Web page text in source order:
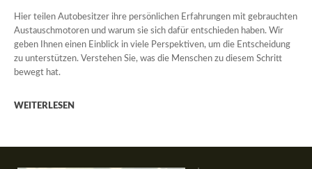
Hier teilen Autobesitzer ihre persönlichen Erfahrungen mit gebrauchten
Austauschmotoren und warum sie sich dafür entschieden haben. Wir
geben Ihnen einen Einblick in viele Perspektiven, um die Entscheidung
zu unterstützen. Verstehen Sie, was die Menschen zu diesem Schritt
bewegt hat.
WEITERLESEN